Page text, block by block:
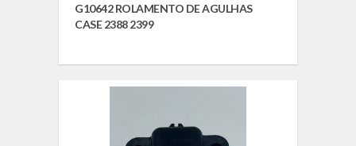
G10642 ROLAMENTO DE AGULHAS
CASE 2388 2399